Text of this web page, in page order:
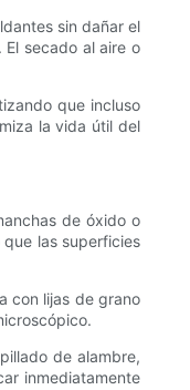
sin dañar el
secado al aire o
que incluso
la vida útil del
de óxido o
las superficies
con lijas de grano
de alambre,
inmediatamente